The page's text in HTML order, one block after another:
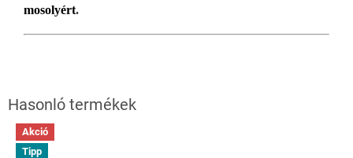
mosolyért.
Akció
Tipp